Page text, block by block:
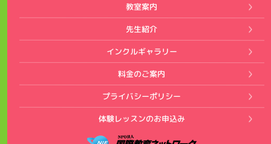
教室案内
先生紹介
インクルギャラリー
料金のご案内
プライバシーポリシー
体験レッスンのお申込み